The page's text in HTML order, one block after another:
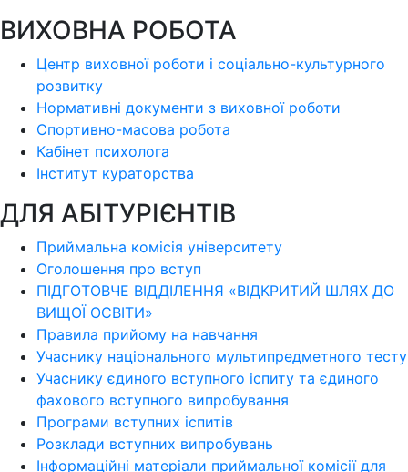
ВИХОВНА РОБОТА
Центр виховної роботи і соціально-культурного
розвитку
Нормативні документи з виховної роботи
Спортивно-масова робота
Кабінет психолога
Інститут кураторства
ДЛЯ АБІТУРІЄНТІВ
Приймальна комісія університету
Оголошення про вступ
ПІДГОТОВЧЕ ВІДДІЛЕННЯ «ВІДКРИТИЙ ШЛЯХ ДО
ВИЩОЇ ОСВІТИ»
Правила прийому на навчання
Учаснику національного мультипредметного тесту
Учаснику єдиного вступного іспиту та єдиного
фахового вступного випробування
Програми вступних іспитів
Розклади вступних випробувань
Інформаційні матеріали приймальної комісії для